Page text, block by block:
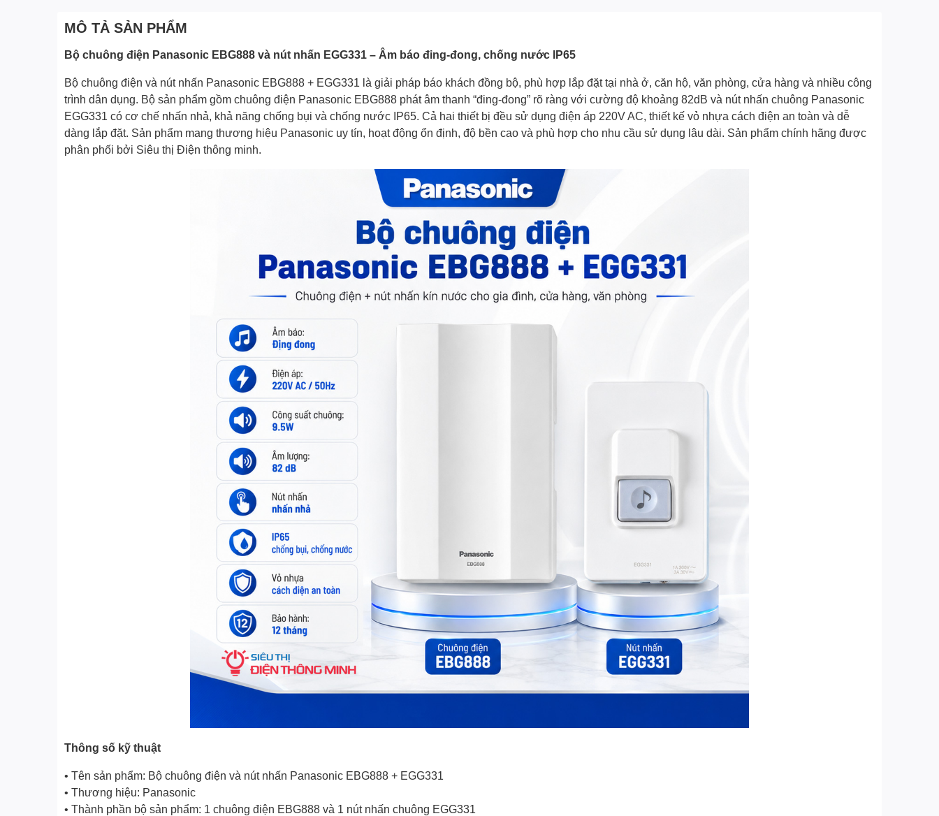
MÔ TẢ SẢN PHẨM
Bộ chuông điện Panasonic EBG888 và nút nhấn EGG331 – Âm báo đing-đong, chống nước IP65
Bộ chuông điện và nút nhấn Panasonic EBG888 + EGG331 là giải pháp báo khách đồng bộ, phù hợp lắp đặt tại nhà ở, căn hộ, văn phòng, cửa hàng và nhiều công
trình dân dụng. Bộ sản phẩm gồm chuông điện Panasonic EBG888 phát âm thanh “đing-đong” rõ ràng với cường độ khoảng 82dB và nút nhấn chuông Panasonic
EGG331 có cơ chế nhấn nhả, khả năng chống bụi và chống nước IP65. Cả hai thiết bị đều sử dụng điện áp 220V AC, thiết kế vỏ nhựa cách điện an toàn và dễ
dàng lắp đặt. Sản phẩm mang thương hiệu Panasonic uy tín, hoạt động ổn định, độ bền cao và phù hợp cho nhu cầu sử dụng lâu dài. Sản phẩm chính hãng được
phân phối bởi Siêu thị Điện thông minh.
Thông số kỹ thuật
• Tên sản phẩm: Bộ chuông điện và nút nhấn Panasonic EBG888 + EGG331
• Thương hiệu: Panasonic
• Thành phần bộ sản phẩm: 1 chuông điện EBG888 và 1 nút nhấn chuông EGG331